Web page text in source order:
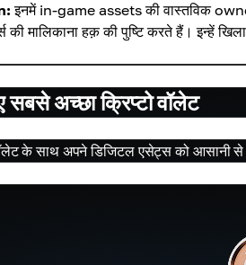
इनमें in-game assets की वास्तविक
की मालिकाना हक़ की पुष्टि करते हैं। इन्हें
सबसे अच्छा क्रिप्टो वॉलेट
के साथ अपने डिजिटल एसेट्स को आसानी